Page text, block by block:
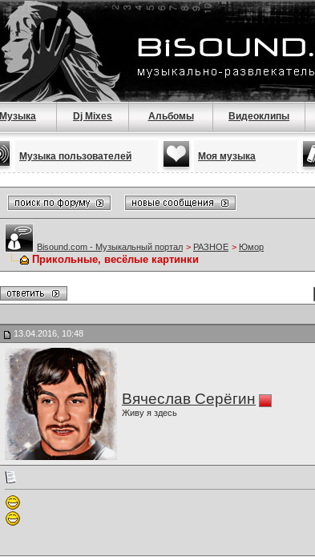
Музыка Dj Mixes Альбомы Видеоклипы
Музыка пользователей Моя музыка
Bisound.com - Музыкальный портал > РАЗНОЕ > Юмор
Прикольные, весёлые картинки
13.04.2016, 10:48
Вячеслав Серёгин
Живу я здесь